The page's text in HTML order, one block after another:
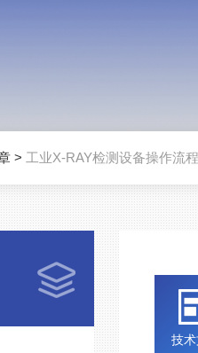
> 工业X-RAY检测设备操作流
技